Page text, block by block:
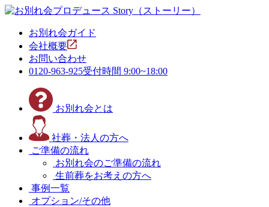
お別れ会ガイド
会社概要
お問い合わせ
0120-963-925受付時間 9:00~18:00
お別れ会とは
社葬・法人の方へ
ご準備の流れ
お別れ会のご準備の流れ
生前葬をお考えの方へ
事例一覧
オプション/その他